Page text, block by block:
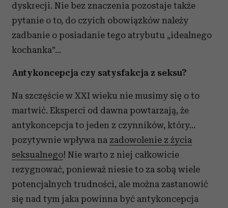
dyskrecji. Nie bez znaczenia pozostaje także
pytanie o to, do czyich obowiązków należy
zadbanie o posiadanie tego atrybutu „idealnego
kochanka”…
Antykoncepcja czy satysfakcja z seksu?
Na szczęście w XXI wieku nie musimy się o to
martwić. Eksperci od dawna powtarzają, że
antykoncepcja to jeden z czynników, który…
pozytywnie wpływa na zadowolenie z życia
seksualnego! Nie warto z niej całkowicie
rezygnować, ponieważ niesie to za sobą wiele
potencjalnych trudności, ale można zastanowić
się nad tym jaka powinna być antykoncepcja